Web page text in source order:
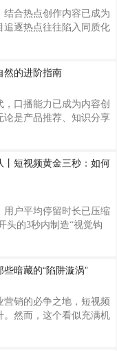
些痛点展开：场景化演
、模拟台风级风压、分贝
产品优势。工艺拆解：展
中空玻璃充氩气等细
合热点创作内容已成为
追逐热点往往陷入同质化
流中脱颖而出。一、热
用抖音热点宝、微博热
将热点分为三级：突发
如节日营销）、长效型
择与账号定位强关联的热
毯妆容解析，而非硬蹭
域热点内容转化率比泛
然的进阶指南
口播能力已成为内容创
论是产品推荐、知识分享
你从“念稿机器”蜕变
计：结构比华丽更重要黄
点或亮点，如“你是否遇
50%的方法”，快速抓住
结论先行+分点论证+总
。例如推荐产品时，先
，最后强调适用场景。
入提问（
丨短视频黄金三秒：如何
用户平均停留时长已压缩
头的3秒内制造“视觉钩
与人性共同作用的结
成感”触发好奇心人类大
出反常识问题（如“你
、展示矛盾画面（如西
排），或设置悬念式台词
现了一个秘密……”），
”。例如，美食博主“特别
暗藏的“陷阱漩涡”
销的必争之地，短视频
。然而，这个看似充满机
资源，实则“空手套白